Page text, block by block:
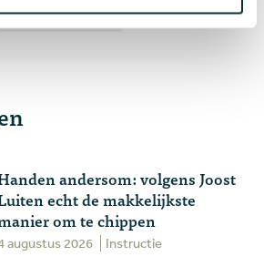
+ Toon meer
andersom: volgens Joost
echt de makkelijkste
om te chippen
augustus 2026 Instructie